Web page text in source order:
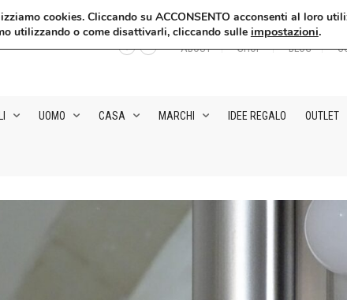
ABOUT SHOP BLOG
UOMO CASA MARCHI IDEE REGALO OUTLET
cookies. Cliccando su ACCONSENTO acconsenti al loro
utilizzando o come disattivarli, cliccando sulle impostazioni.